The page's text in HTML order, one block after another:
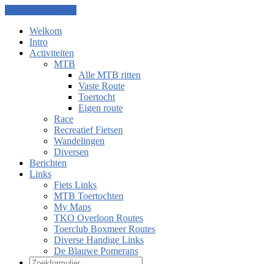
Welkom
Intro
Activiteiten
MTB
Alle MTB ritten
Vaste Route
Toertocht
Eigen route
Race
Recreatief Fietsen
Wandelingen
Diversen
Berichten
Links
Fiets Links
MTB Toertochten
My Maps
TKO Overloon Routes
Toerclub Boxmeer Routes
Diverse Handige Links
De Blauwe Pomerans